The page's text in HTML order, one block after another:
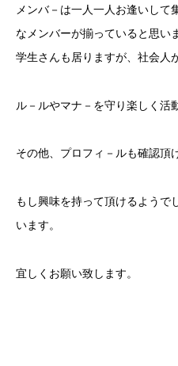
メンバ－は一人一人お逢いして
なメンバーが揃っていると思い
学生さんも居りますが、社会人
ル－ルやマナ－を守り楽しく活
その他、プロフィ－ルも確認頂
もし興味を持って頂けるようで
います。
宜しくお願い致します。